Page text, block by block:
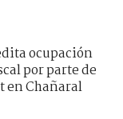
ocupación
por parte de
en Chañaral